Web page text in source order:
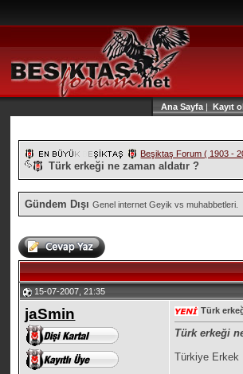
Ana Sayfa | Kayıt
Beşiktaş Forum ( 1903 -
Türk erkeği ne zaman aldatır ?
Gündem Dışı Genel internet Geyik vs muhabbetleri.
15-07-2007, 21:35
jaSmin Türk
Türk erkeği
Türkiye Erkek